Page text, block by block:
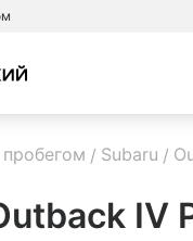
Subaru
IV